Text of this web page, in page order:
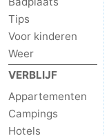
Tips
Voor kinderen
Weer
VERBLIJF
Appartementen
Campings
Hotels